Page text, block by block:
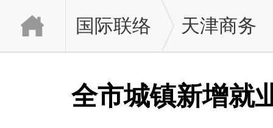
国际联络 天津商务
全市城镇新增就